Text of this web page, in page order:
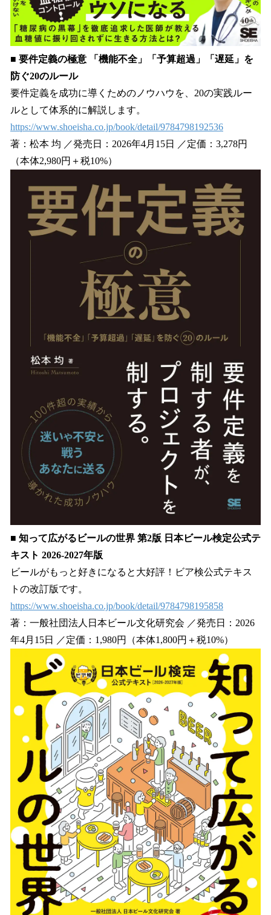
■ 要件定義の極意 「機能不全」「予算超過」「遅延」を
防ぐ20のルール
要件定義を成功に導くためのノウハウを、20の実践ルー
ルとして体系的に解説します。
https://www.shoeisha.co.jp/book/detail/9784798192536
著：松本 均 ／発売日：2026年4月15日 ／定価：3,278円
（本体2,980円＋税10%）
■ 知って広がるビールの世界 第2版 日本ビール検定公式テ
キスト 2026-2027年版
ビールがもっと好きになると大好評！ビア検公式テキス
トの改訂版です。
https://www.shoeisha.co.jp/book/detail/9784798195858
著：一般社団法人日本ビール文化研究会 ／発売日：2026
年4月15日 ／定価：1,980円（本体1,800円＋税10%）